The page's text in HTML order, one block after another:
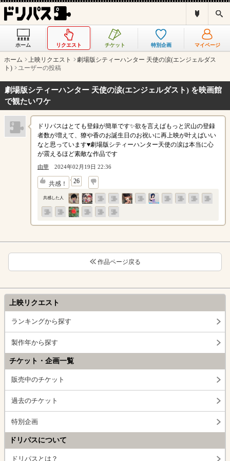
ス
は
？
ホーム リクエスト チケット 特別企画 マイページ
ホーム 上映リクエスト
劇場版シティーハンター 天使の涙(エンジェルダス
ト)
ユーザーの投稿
劇場版シティーハンター 天使の涙(エンジェルダスト) を映画館
で観たいワケ
ドリパスはとても登録が簡単です✨欲を言えばもっと沢山の登録
者数が増えて、獠や香のお誕生日のお祝いに再上映が叶えばいい
なと思っています♥劇場版シティーハンター天使の涙は本当に心
が震えるほど素敵な作品です
由華 2024年02月19日 22:36
共感！ 26
↓
共感した人
作品ページ戻る
上映リクエスト
ランキングから探す
製作年から探す
チケット・企画一覧
販売中のチケット
過去のチケット
特別企画
ドリパスについて
ドリパスとは？